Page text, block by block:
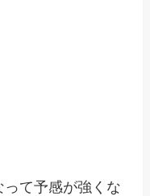
て予感が強くな